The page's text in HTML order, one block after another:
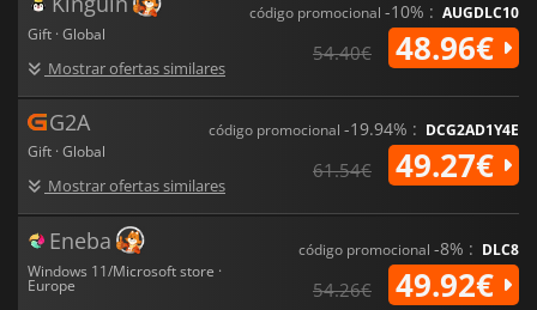
Gift · Global
Mostrar ofertas similares
código promocional -10% : AUGDLC10
54.40€ 48.96€
G2A
Gift · Global
Mostrar ofertas similares
código promocional -19.94% : DCG2AD1Y4E
61.54€ 49.27€
Eneba
Windows 11/Microsoft store ·
Europe
código promocional -8% : DLC8
54.26€ 49.92€